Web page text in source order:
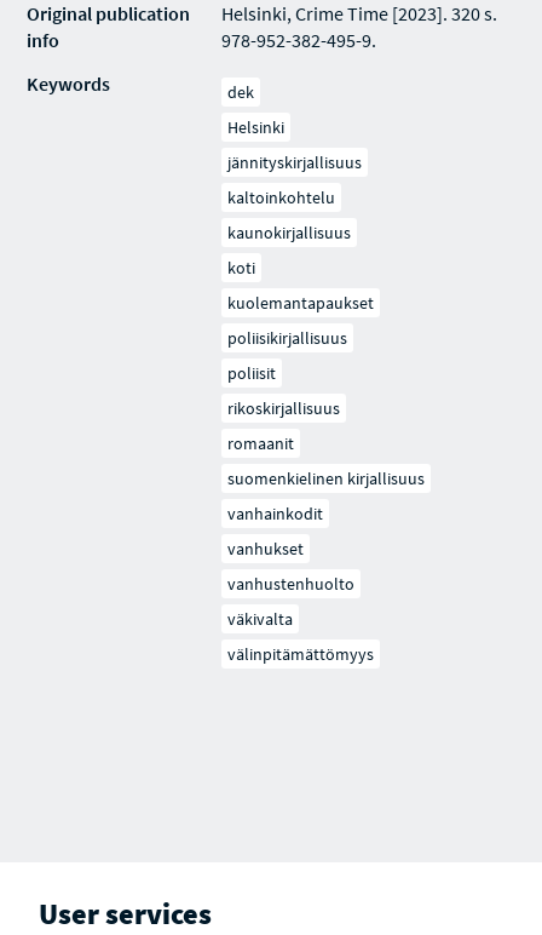
Original publication
info
Helsinki, Crime Time [2023]. 320 s.
978-952-382-495-9.
Keywords
dek
Helsinki
jännityskirjallisuus
kaltoinkohtelu
kaunokirjallisuus
koti
kuolemantapaukset
poliisikirjallisuus
poliisit
rikoskirjallisuus
romaanit
suomenkielinen kirjallisuus
vanhainkodit
vanhukset
vanhustenhuolto
väkivalta
välinpitämättömyys
User services